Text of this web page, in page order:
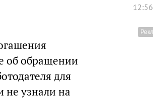
об обращении
для
не узнали на
12:56